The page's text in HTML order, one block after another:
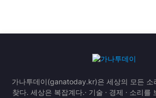
가나투데이(ganatoday.kr)은 세상의 모든 소
찾다. 세상은 복잡계다.· 기술 · 경제 · 소리를